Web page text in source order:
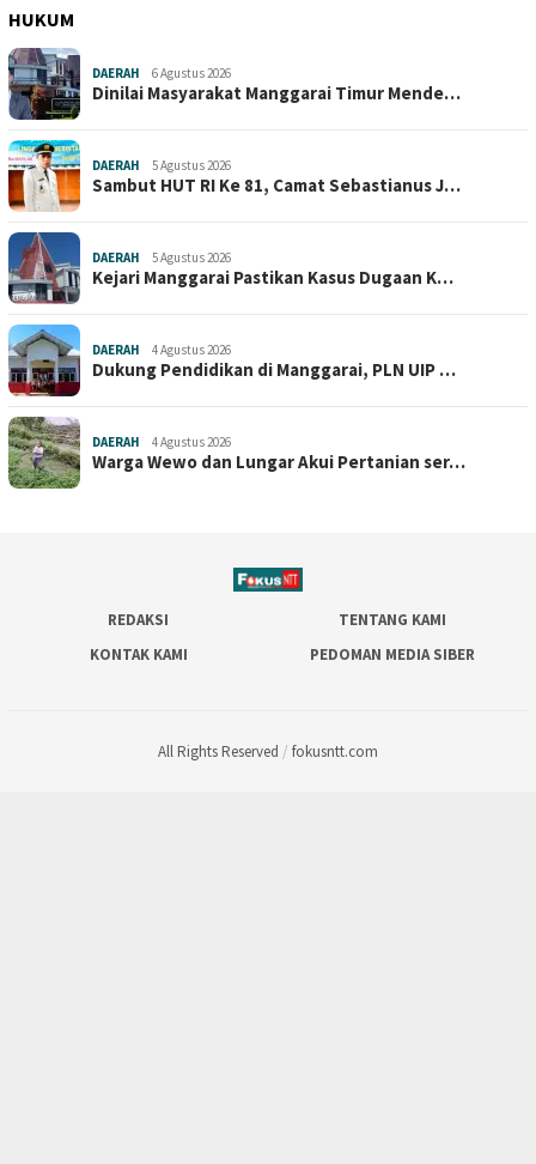
HUKUM
DAERAH 6 Agustus 2026
Dinilai Masyarakat Manggarai Timur Mende…
DAERAH 5 Agustus 2026
Sambut HUT RI Ke 81, Camat Sebastianus J…
DAERAH 5 Agustus 2026
Kejari Manggarai Pastikan Kasus Dugaan K…
DAERAH 4 Agustus 2026
Dukung Pendidikan di Manggarai, PLN UIP …
DAERAH 4 Agustus 2026
Warga Wewo dan Lungar Akui Pertanian ser…
REDAKSI
TENTANG KAMI
KONTAK KAMI
PEDOMAN MEDIA SIBER
All Rights Reserved / fokusntt.com